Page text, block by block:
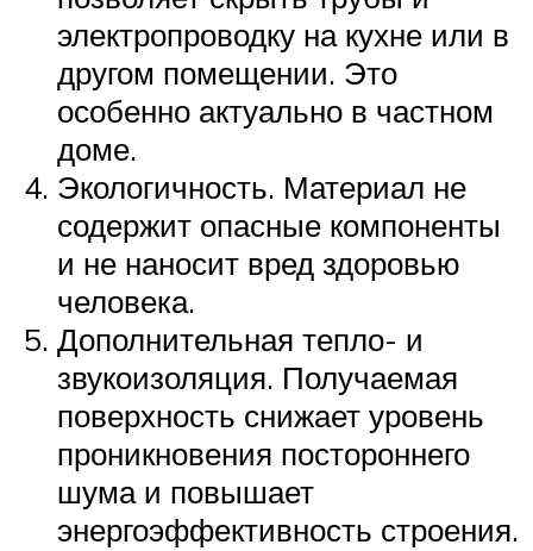
электропроводку на кухне или в
другом помещении. Это
особенно актуально в частном
доме.
Экологичность. Материал не
содержит опасные компоненты
и не наносит вред здоровью
человека.
Дополнительная тепло- и
звукоизоляция. Получаемая
поверхность снижает уровень
проникновения постороннего
шума и повышает
энергоэффективность строения.